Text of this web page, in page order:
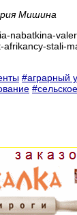
Мишина
nabatkina-
stali-
#аграрный